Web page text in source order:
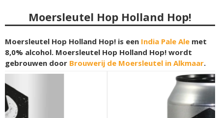
Moersleutel Hop Holland Hop!
Moersleutel Hop Holland Hop! is een India Pale Ale met
8,0% alcohol. Moersleutel Hop Holland Hop! wordt
gebrouwen door Brouwerij de Moersleutel in Alkmaar.